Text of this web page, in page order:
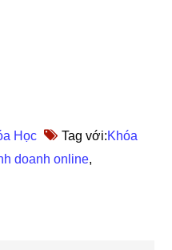
Học Tag với:Khóa
doanh online,